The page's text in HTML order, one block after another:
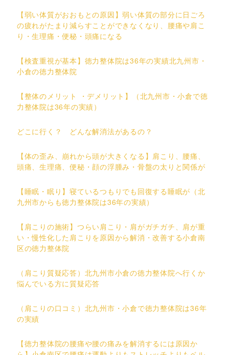
【弱い体質がおおもとの原因】弱い体質の部分に日ごろ
の疲れがたまり減らすことができなくなり、腰痛や肩こ
り・生理痛・便秘・頭痛になる
【検査重視が基本】徳力整体院は36年の実績北九州市・
小倉の徳力整体院
【整体のメリット ・デメリット】（北九州市・小倉で徳
力整体院は36年の実績）
どこに行く？ どんな解消法があるの？
【体の歪み、崩れから頭が大きくなる】肩こり、腰痛、
頭痛、生理痛、便秘・顔の浮腫み・骨盤の太りと関係が
【睡眠・眠り】寝ているつもりでも回復する睡眠が（北
九州市からも徳力整体院は36年の実績）
【肩こりの施術】つらい肩こり・肩がガチガチ、肩が重
い・慢性化した肩こりを原因から解消・改善する小倉南
区の徳力整体院
（肩こり質疑応答）北九州市小倉の徳力整体院へ行くか
悩んでいる方に質疑応答
（肩こりの口コミ）北九州市・小倉で徳力整体院は36年
の実績
【徳力整体院の腰痛や腰の痛みを解消するには原因か